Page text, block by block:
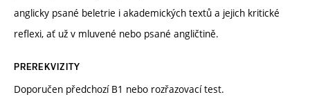
anglicky psané beletrie i akademických textů a jejich kritické
reflexi, ať už v mluvené nebo psané angličtině.
PREREKVIZITY
Doporučen předchozí B1 nebo rozřazovací test.